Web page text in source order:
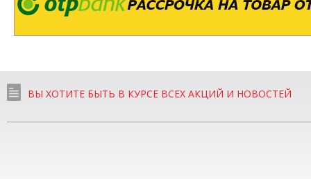
ВЫ ХОТИТЕ БЫТЬ В КУРСЕ ВСЕХ АКЦИЙ И НОВОСТЕЙ